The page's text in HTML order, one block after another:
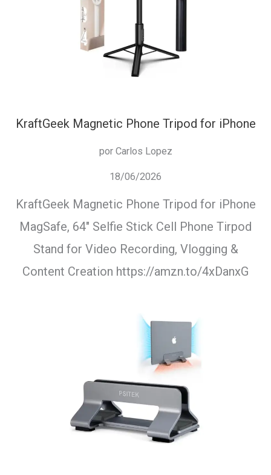
KraftGeek Magnetic Phone Tripod for iPhone
por Carlos Lopez
18/06/2026
KraftGeek Magnetic Phone Tripod for iPhone
MagSafe, 64″ Selfie Stick Cell Phone Tirpod
Stand for Video Recording, Vlogging &
Content Creation https://amzn.to/4xDanxG